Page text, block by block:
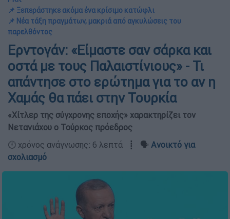
📌 Ξεπεράστηκε ακόμα ένα κρίσιμο κατώφλι
📌 Νέα τάξη πραγμάτων, μακριά από αγκυλώσεις του
παρελθόντος
Ερντογάν: «Είμαστε σαν σάρκα και
οστά με τους Παλαιστίνιους» - Τι
απάντησε στο ερώτημα για το αν η
Χαμάς θα πάει στην Τουρκία
«Χίτλερ της σύγχρονης εποχής» χαρακτηρίζει τον
Νετανιάχου ο Τούρκος πρόεδρος
🕛 χρόνος ανάγνωσης: 6 λεπτά ┋ 🗣️ Ανοικτό για
σχολιασμό